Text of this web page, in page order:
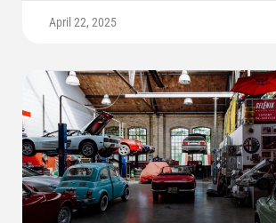
April 22, 2025